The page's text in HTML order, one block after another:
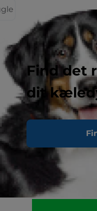
Find det
dit